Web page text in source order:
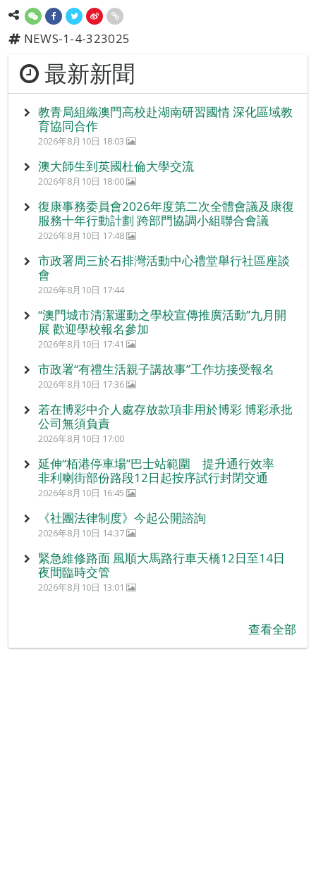
NEWS-1-4-323025
最新新聞
教青局組織澳門高校赴湖南研習國情 深化區域教
育協同合作
2026年8月10日 18:03
澳大師生到英國杜倫大學交流
2026年8月10日 18:00
復康事務委員會2026年度第二次全體會議及康復
服務十年行動計劃 跨部門協調小組聯合會議
2026年8月10日 17:48
市政署周三於石排灣活動中心禮堂舉行社區座談
會
2026年8月10日 17:44
“澳門城市清潔運動之學校宣傳推廣活動”九月開
展 歡迎學校報名參加
2026年8月10日 17:41
市政署“有禮生活親子講故事”工作坊接受報名
2026年8月10日 17:36
若在博彩中介人處存放款項非用於博彩 博彩承批
公司無須負責
2026年8月10日 17:00
延伸“栢港停車場”巴士站範圍 提升通行效率
非利喇街部份路段12日起按序試行封閉交通
2026年8月10日 16:45
《社團法律制度》今起公開諮詢
2026年8月10日 14:37
緊急維修路面 風順大馬路行車天橋12日至14日
夜間臨時交管
2026年8月10日 13:01
查看全部